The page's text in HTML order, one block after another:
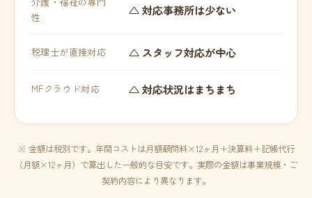
性
△ 対応事務所は少ない
税理士が直接対応 △ スタッフ対応が中心
MFクラウド対応 △ 対応状況はまちまち
※ 金額は税別です。年間コストは月額顧問料×12ヶ月＋決算料＋記帳代行
（月額×12ヶ月）で算出した一般的な目安です。実際の金額は事業規模・ご
契約内容により異なります。